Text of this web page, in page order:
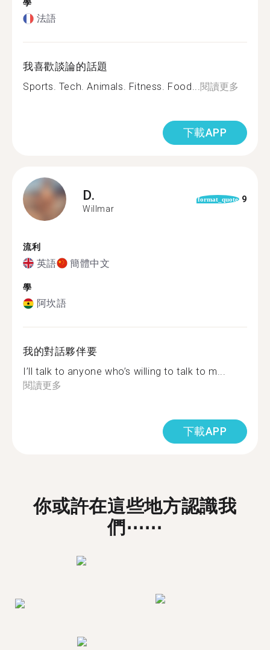
學
法語
我喜歡談論的話題
Sports. Tech. Animals. Fitness. Food...閱讀更多
下載APP
D.
Willmar
format_quote 9
流利
英語 簡體中文
學
阿坎語
我的對話夥伴要
I’ll talk to anyone who’s willing to talk to m...
閱讀更多
下載APP
你或許在這些地方認識我
們⋯⋯